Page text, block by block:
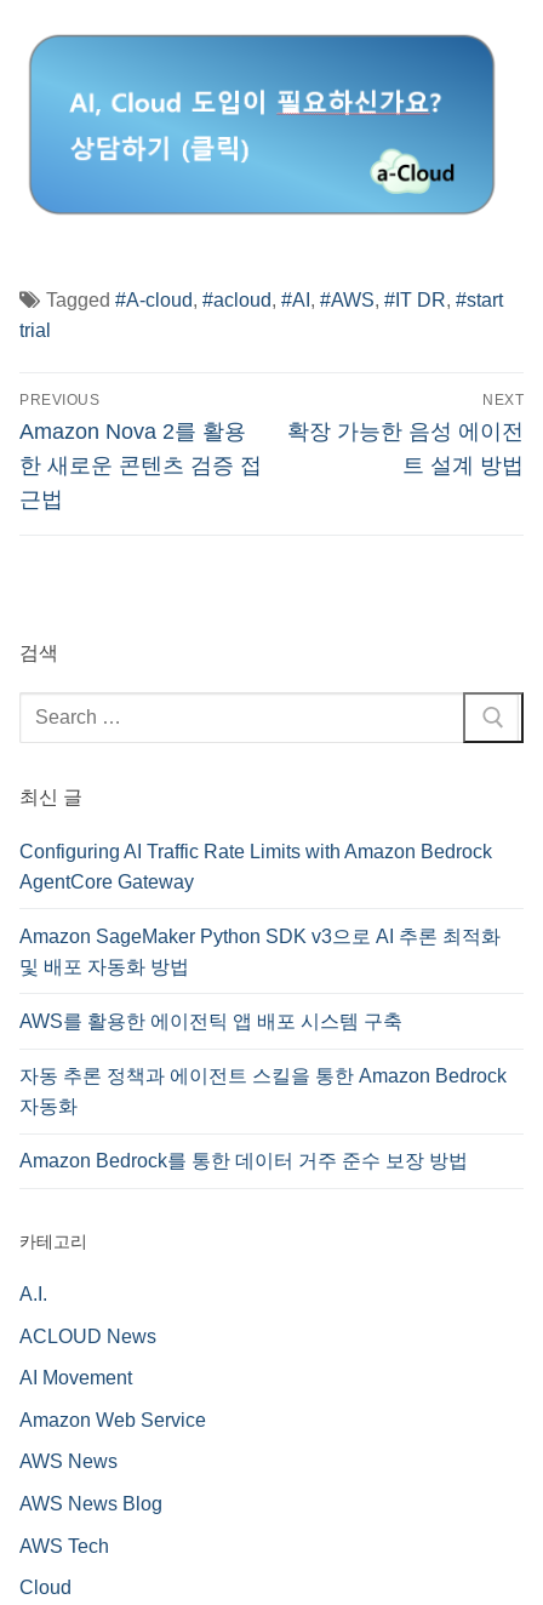
Tagged #A-cloud, #acloud, #AI , #AWS, #IT DR, #start
trial
글
탐
색
PREVIOUS
Previous
post:
Amazon Nova 2를 활용
한 새로운 콘텐츠 검증 접
근법
NEXT
Next
확장 가능한 음성 에이전
트 설계 방법
검색
검
최신 글
Configuring AI Traffic Rate Limits with Amazon Bedrock
AgentCore Gateway
Amazon SageMaker Python SDK v3으로 AI 추론 최적화
및 배포 자동화 방법
AWS를 활용한 에이전틱 앱 배포 시스템 구축
자동 추론 정책과 에이전트 스킬을 통한 Amazon Bedrock
자동화
Amazon Bedrock를 통한 데이터 거주 준수 보장 방법
카테고리
A.I.
ACLOUD News
AI Movement
Amazon Web Service
AWS News
AWS News Blog
AWS Tech
Cloud